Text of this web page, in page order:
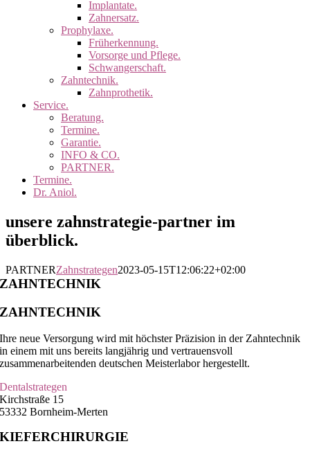
Implantate.
Zahnersatz.
Prophylaxe.
Früherkennung.
Vorsorge und Pflege.
Schwangerschaft.
Zahntechnik.
Zahnprothetik.
Service.
Beratung.
Termine.
Garantie.
INFO & CO.
PARTNER.
Termine.
Dr. Aniol.
unsere zahnstrategie-partner im
überblick.
PARTNERZahnstrategen2023-05-15T12:06:22+02:00
ZAHNTECHNIK
ZAHNTECHNIK
Ihre neue Versorgung wird mit höchster Präzision in der Zahntechnik
in einem mit uns bereits langjährig und vertrauensvoll
zusammenarbeitenden deutschen Meisterlabor hergestellt.
Dentalstrategen
Kirchstraße 15
53332 Bornheim-Merten
KIEFERCHIRURGIE